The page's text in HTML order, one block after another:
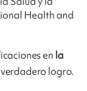
Health and
en la
logro.